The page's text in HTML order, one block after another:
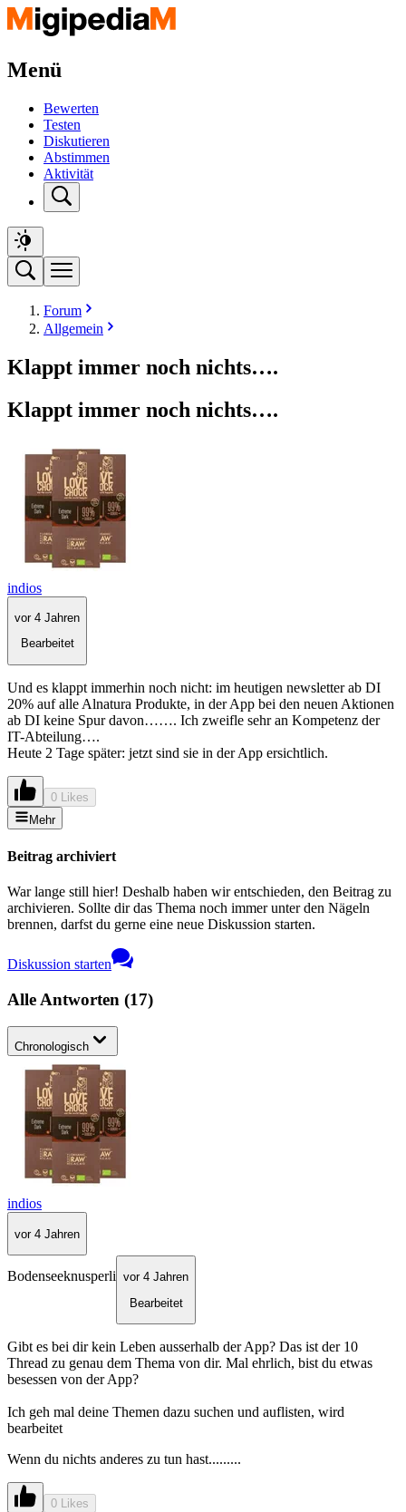
Menü
Bewerten
Testen
Diskutieren
Abstimmen
Aktivität
Forum
Allgemein
Klappt immer noch nichts….
Klappt immer noch nichts….
indios
vor 4 Jahren
Bearbeitet
Und es klappt immerhin noch nicht: im heutigen newsletter ab DI
20% auf alle Alnatura Produkte, in der App bei den neuen Aktionen
ab DI keine Spur davon……. Ich zweifle sehr an Kompetenz der
IT-Abteilung….
Heute 2 Tage später: jetzt sind sie in der App ersichtlich.
0 Likes
Mehr
Beitrag archiviert
War lange still hier! Deshalb haben wir entschieden, den Beitrag zu
archivieren. Sollte dir das Thema noch immer unter den Nägeln
brennen, darfst du gerne eine neue Diskussion starten.
Diskussion starten
Alle Antworten (17)
Chronologisch
indios
vor 4 Jahren
Bodenseeknusperli vor 4 Jahren
Bearbeitet
Gibt es bei dir kein Leben ausserhalb der App? Das ist der 10
Thread zu genau dem Thema von dir. Mal ehrlich, bist du etwas
besessen von der App?
Ich geh mal deine Themen dazu suchen und auflisten, wird
bearbeitet
Wenn du nichts anderes zu tun hast.........
0 Likes